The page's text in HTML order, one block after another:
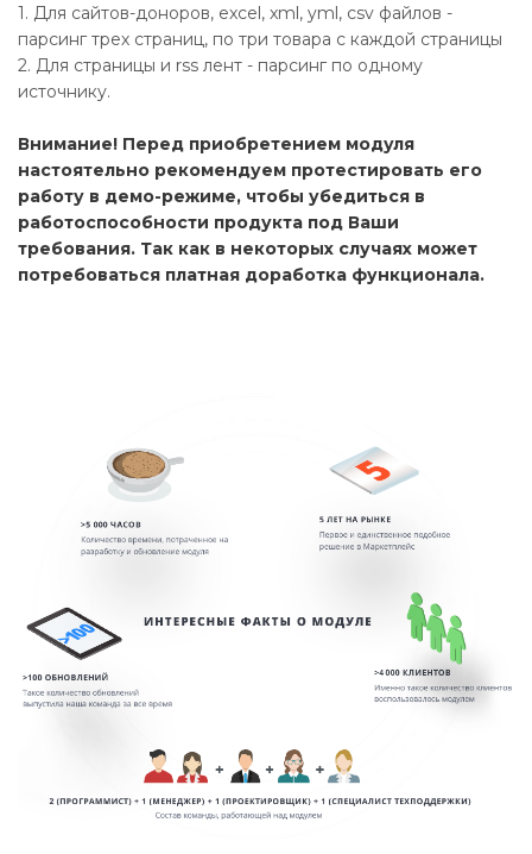
1. Для сайтов-доноров, excel, xml, yml, csv файлов -
парсинг трех страниц, по три товара с каждой страницы
2. Для страницы и rss лент - парсинг по одному
источнику.
Внимание! Перед приобретением модуля
настоятельно рекомендуем протестировать его
работу в демо-режиме, чтобы убедиться в
работоспособности продукта под Ваши
требования. Так как в некоторых случаях может
потребоваться платная доработка функционала.